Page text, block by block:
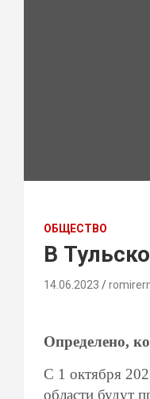
ОБЩЕСТВО
В
14.06.2023
Определено,
С 1 октября
области будут